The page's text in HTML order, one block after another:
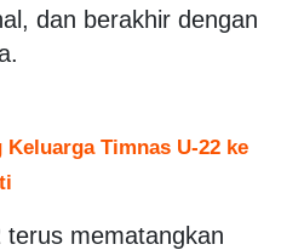
dan berakhir dengan
Timnas U-22 ke
mematangkan